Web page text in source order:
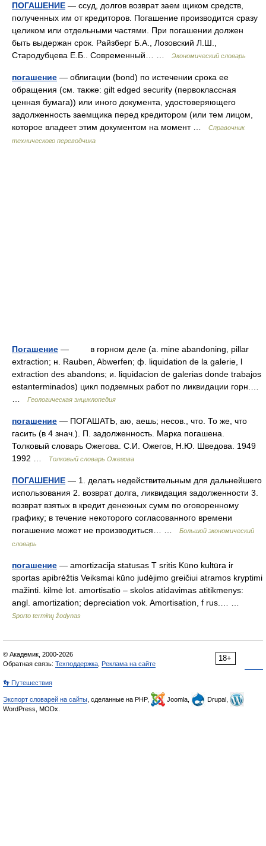
ПОГАШЕНИЕ — ссуд, долгов возврат заем щиком средств,
полученных им от кредиторов. Погашение производится сразу
целиком или отдельными частями. При погашении должен
быть выдержан срок. Райзберг Б.А., Лозовский Л.Ш.,
Стародубцева Е.Б.. Современный… …
Экономический словарь
погашение — облигации (bond) по истечении срока ее
обращения (см. также: gilt edged security (первоклассная
ценная бумага)) или иного документа, удостоверяющего
задолженность заемщика перед кредитором (или тем лицом,
которое владеет этим документом на момент …
Справочник
технического переводчика
Погашение — в горном делe (a. mine abandoning, pillar
extraction; н. Rauben, Abwerfen; ф. liquidation de la galerie, l
extraction des abandons; и. liquidacion de galerias donde trabajos
estanterminados) цикл подземных работ по ликвидации горн.…
Геологическая энциклопедия
погашение — ПОГАШАТЬ, аю, аешь; несов., что. То же, что
гасить (в 4 знач.). П. задолженность. Марка погашена.
Толковый словарь Ожегова. С.И. Ожегов, Н.Ю. Шведова. 1949
1992 …
Толковый словарь Ожегова
ПОГАШЕНИЕ — 1. делать недействительным для дальнейшего
использования 2. возврат долга, ликвидация задолженности 3.
возврат взятых в кредит денежных сумм по оговоренному
графику; в течение некоторого согласованного времени
погашение может не производиться… …
Большой экономический
словарь
погашение — amortizacija statusas T sritis Kūno kultūra ir
sportas apibrėžtis Veiksmai kūno judėjimo greičiui atramos kryptimi
mažinti. kilmė lot. amortisatio – skolos atidavimas atitikmenys:
angl. amortization; depreciation vok. Amortisation, f rus.… …
Sporto terminų žodynas
18+
© Академик, 2000-2026
Обратная связь: Техподдержка Реклама на сайте
👣 Путешествия
Экспорт словарей на сайты , сделанные на PHP, Joomla,
Drupal,
WordPress, MODx.